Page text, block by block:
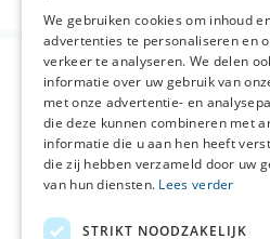
Over NPZZG
Aanmelden nieuwsbrief
We gebruiken cookies om inhoud
advertenties te personaliseren en
verkeer te analyseren. We delen
informatie over uw gebruik van
met onze advertentie- en
die deze kunnen combineren met
informatie die u aan hen heeft
die zij hebben verzameld door uw
van hun diensten. Lees verder
STRIKT NOODZAKELIJK